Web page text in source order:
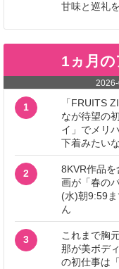
甘味と巡礼
1ヵ月
1
「FRUITS
なが待望の
イ」でメリ
下着みたい
2
8KVR作品
画が「春の
(水)朝9:59
ん
3
これまで胸
那が美ボデ
の初仕事は